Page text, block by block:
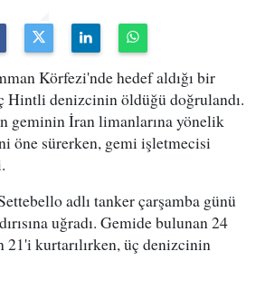
Körfezi'nde hedef aldığı bir
Hintli denizcinin öldüğü doğrulandı.
geminin İran limanlarına yönelik
öne sürerken, gemi işletmecisi
adlı tanker çarşamba günü
uğradı. Gemide bulunan 24
kurtarılırken, üç denizcinin